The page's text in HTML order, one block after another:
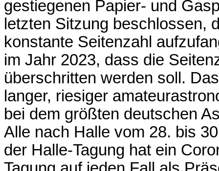
gestiegenen Papier- und
letzten Sitzung beschlossen,
konstante Seitenzahl
im Jahr 2023, dass die
überschritten werden soll.
langer, riesiger
bei dem größten deutschen
Alle nach Halle vom 28. bis
der Halle-Tagung hat ein